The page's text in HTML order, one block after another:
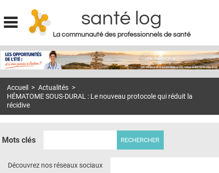
Jump to navigation
santé log
La communauté des professionnels de santé
MON COMPTE
S'ABONNER À LA REVUE SOIN À DOMICILE
E-REVUE SAD
Accueil > Actualités >
HÉMATOME SOUS-DURAL : Le nouveau protocole qui réduit la
récidive
Mots clés
Découvrez nos réseaux sociaux